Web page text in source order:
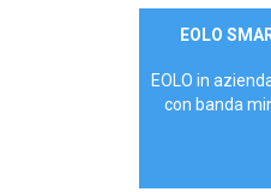
Contattaci
EOLO
EOLO in
con banda